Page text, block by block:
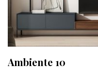
Ambiente 10